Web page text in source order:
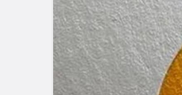
Kocaeli Karamürsel’de
Tadilatta Yangın Çıktı